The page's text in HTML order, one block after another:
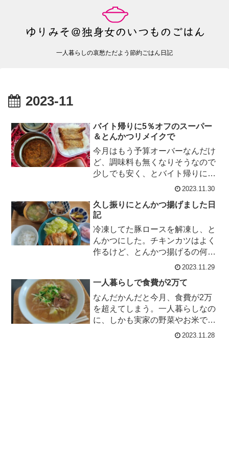
一人暮らしの哀愁ただよう節約ごはん日記
2023-11
バイト帰りに5％オフのスーパー
＆とんかつリメイクで
今月はもう予算オーバーなんだけ
ど、調味料も無くなりそうなので
少しでも安く、とバイト帰りに
5％オフのスーパーへ＝３今日の
豆 ＠...
2023.11.30
久し振りにとんかつ揚げました日
記
冷凍してた豚ロースを解凍し、と
んかつにした。チキンカツはよく
作るけど、とんかつ揚げるの何年
振りだろ？安い輸入の豚ロース、
スト...
2023.11.29
一人暮らしで食費が2万て
なんだかんだと今月、食費が2万
を超えてしまう。一人暮らしなの
に、しかも実家の野菜やお米で助
けられてるのにそれはまずくな
2023.11.28